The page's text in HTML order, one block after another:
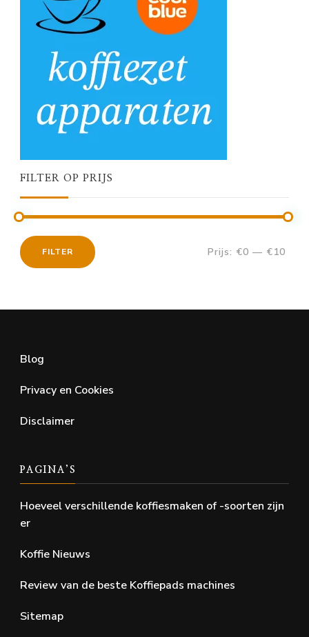
FILTER OP PRIJS
FILTER Prijs: €0 — €10
Blog
Privacy en Cookies
Disclaimer
PAGINA’S
Hoeveel verschillende koffiesmaken of -soorten zijn
er
Koffie Nieuws
Review van de beste Koffiepads machines
Sitemap